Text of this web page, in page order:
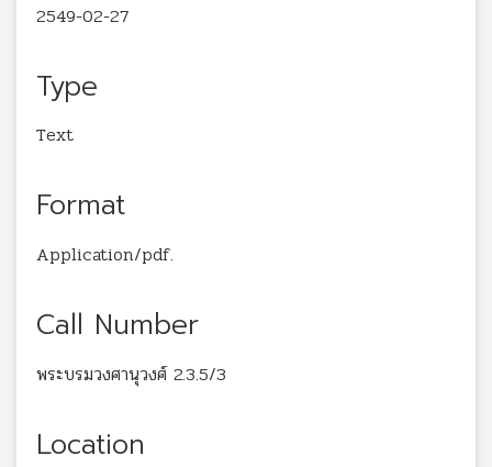
2549-02-27
Type
Text
Format
Application/pdf.
Call Number
พระบรมวงศานุวงศ์ 2.3.5/3
Location